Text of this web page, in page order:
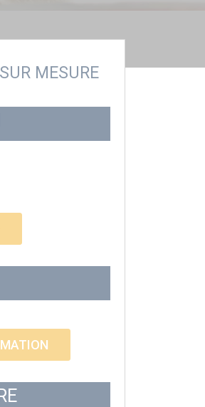
SUR MESURE